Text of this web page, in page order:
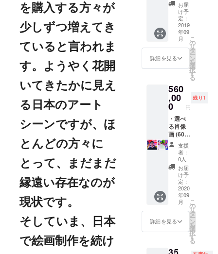
を購入する方々が
少しずつ増えてき
ていると言われま
す。ようやく花開
いてきたかに見え
る日本のアート
シーンですが、ほ
とんどの方々に
とって、まだまだ
縁遠い存在なのが
現状です。
そしていま、日本
で絵画制作を続け
内いた
しま
す。
×6㎝,
2015,
oil on
canvas
mounte
d on
panel
・サイ
ン付き
作品集
彩から
のお礼
メッ
セージ
メール
と次回
の展覧
会を
メール
でご案
内いた
しま
す。
お届
け予
定：
2019
年09
月
詳細を見る
こ
の
リ
タ
ー
ン
を
選
択
す
る
560
,00
0 円
残り1
・選べ
る肖像
画 (60
号)
130cm
×97cm,
oil on
canvas
CAMPF
IRE限定
の特別
企画と
して、
伊藤彩
があな
た、あ
大切な
支援
者：
0人
お届
け予
定：
2020
年09
月
詳細を見る
こ
の
リ
タ
ー
ン
を
選
択
す
る